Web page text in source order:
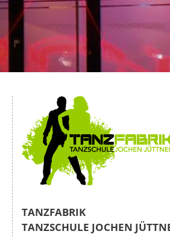
TANZFABRIK
TANZSCHULE JOCHEN